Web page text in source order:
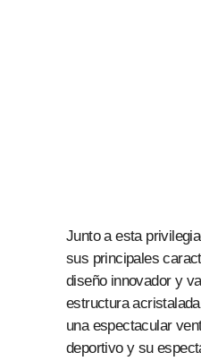
Junto a esta
sus principales
diseño innovador y
estructura
una espectacular
deportivo y su